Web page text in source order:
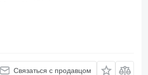
Связаться с продавцом